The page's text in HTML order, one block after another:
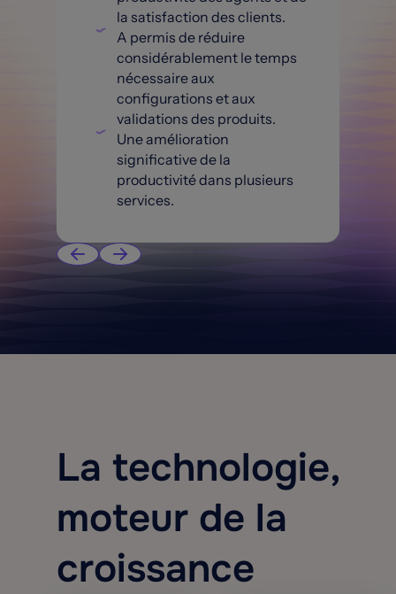
la satisfaction des clients.
A permis de réduire
considérablement le temps
nécessaire aux
configurations et aux
validations des produits.
Une amélioration
significative de la
productivité dans plusieurs
services.
La technologie,
moteur de la
croissance